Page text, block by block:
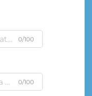
0/100
0/100